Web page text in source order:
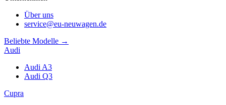
Über uns
service@eu-neuwagen.de
Beliebte Modelle →
Audi
Audi A3
Audi Q3
Cupra